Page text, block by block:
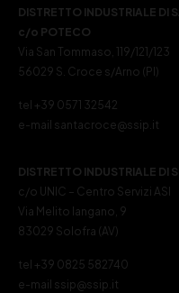
DISTRETTO INDUSTRIALE DI
c/o POTECO
Via San Tommaso, 119/121/123
56029 S. Croce s/Arno (PI)
tel +39 0571 32542
e-mail santacroce@ssip.it
DISTRETTO INDUSTRIALE DI
c/o UNIC – Centro Servizi ASI
Via Melito Iangano, 9
83029 Solofra (AV)
tel +39 0825 582740
e-mail ssip@ssip.it